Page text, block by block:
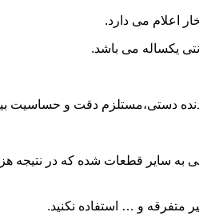
اعلام می دارد.
یکساله می باشد.
دنده دستی،مستلزم دقت و
سایر قطعات شده که در نتیجه
متفرقه و … استفاده نکنید.